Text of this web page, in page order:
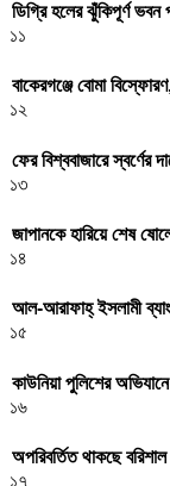
ডিগ্রি হলের ঝুঁকিপূর্ণ ভবন
১১
বাকেরগঞ্জে বোমা
১২
ফের বিশ্ববাজারে স্বর্ণের
১৩
জাপানকে হারিয়ে শেষ
১৪
আল-আরাফাহ্ ইসলামী
১৫
কাউনিয়া পুলিশের
১৬
অপরিবর্তিত থাকছে
১৭